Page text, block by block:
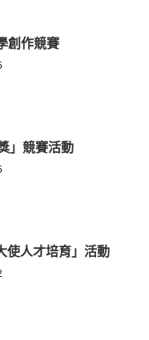
創作競賽
」競賽活動
使人才培育」活動